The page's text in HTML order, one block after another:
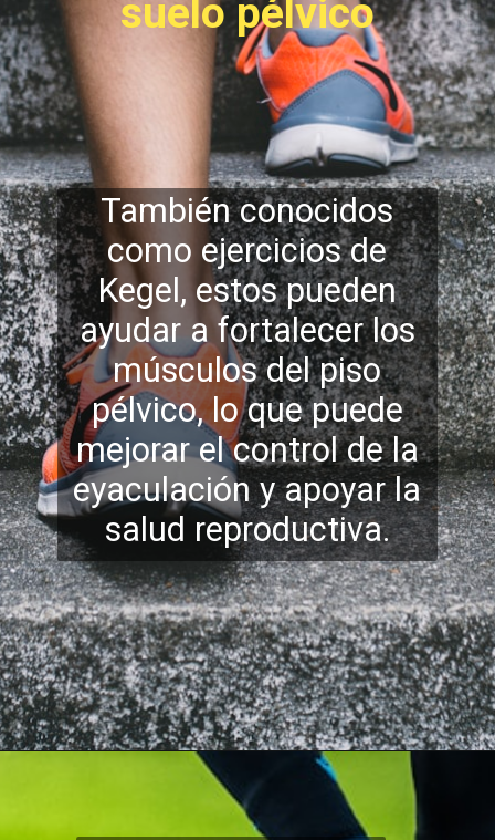
suelo pélvico
También conocidos
como ejercicios de
Kegel, estos pueden
ayudar a fortalecer los
músculos del piso
pélvico, lo que puede
mejorar el control de la
eyaculación y apoyar la
salud reproductiva.